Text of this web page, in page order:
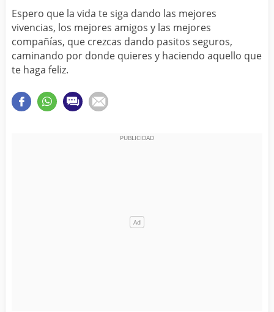
PAPA
HOMBRE
TIA
CUÑADA
ALGUIEN ESPECIAL
PRIMO
Espero que la vida te siga dando las mejores
vivencias, los mejores amigos y las mejores
compañías, que crezcas dando pasitos seguros,
caminando por donde quieres y haciendo aquello que
te haga feliz.